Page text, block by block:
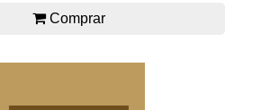
Comprar